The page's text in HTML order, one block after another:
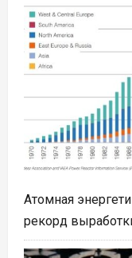
Атомная
рекорд